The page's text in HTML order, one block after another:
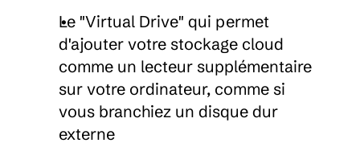
Le "Virtual Drive" qui permet
d'ajouter votre stockage cloud
comme un lecteur supplémentaire
sur votre ordinateur, comme si
vous branchiez un disque dur
externe